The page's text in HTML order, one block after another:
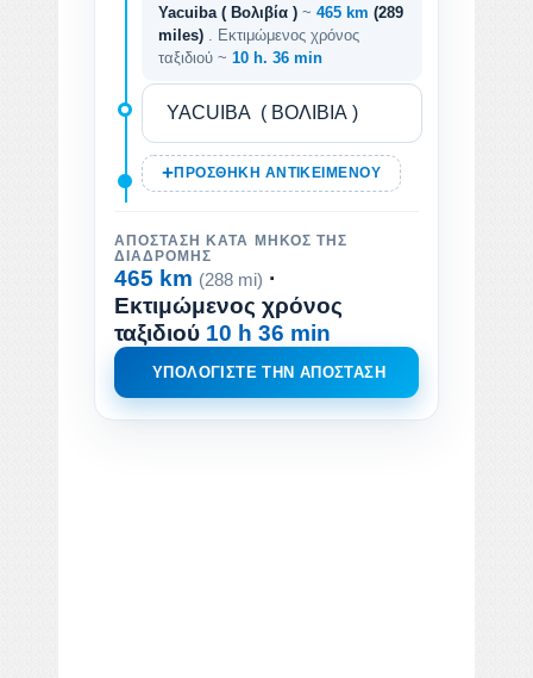
Yacuiba ( Βολιβία ) ~ 465 km (289
miles)
. Εκτιμώμενος χρόνος
ταξιδιού ~ 10 h. 36 min
ΠΡΟΣΘΉΚΗ ΑΝΤΙΚΕΙΜΈΝΟΥ
ΑΠΌΣΤΑΣΗ ΚΑΤΆ ΜΉΚΟΣ ΤΗΣ
ΔΙΑΔΡΟΜΉΣ
465 km (288 mi) ·
Εκτιμώμενος χρόνος
ταξιδιού 10 h 36 min
ΥΠΟΛΟΓΊΣΤΕ ΤΗΝ ΑΠΌΣΤΑΣΗ